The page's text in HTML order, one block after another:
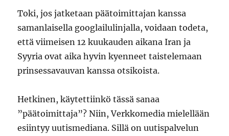
Toki, jos jatketaan päätoimittajan kanssa
samanlaisella googlailulinjalla, voidaan todeta,
että viimeisen 12 kuukauden aikana Iran ja
Syyria ovat aika hyvin kyenneet taistelemaan
prinsessavauvan kanssa otsikoista.
Hetkinen, käytettiinkö tässä sanaa
”päätoimittaja”? Niin, Verkkomedia mielellään
esiintyy uutismediana. Sillä on uutispalvelun